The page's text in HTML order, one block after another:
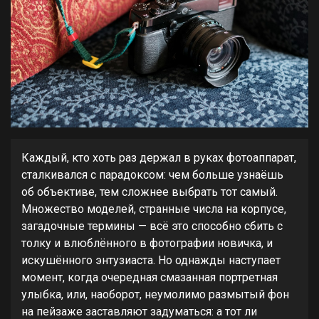
Каждый, кто хоть раз держал в руках фотоаппарат,
сталкивался с парадоксом: чем больше узнаёшь
об объективе, тем сложнее выбрать тот самый.
Множество моделей, странные числа на корпусе,
загадочные термины — всё это способно сбить с
толку и влюблённого в фотографии новичка, и
искушённого энтузиаста. Но однажды наступает
момент, когда очередная смазанная портретная
улыбка, или, наоборот, неумолимо размытый фон
на пейзаже заставляют задуматься: а тот ли